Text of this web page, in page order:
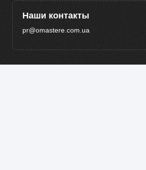
Наши контакты
pr@omastere.com.ua